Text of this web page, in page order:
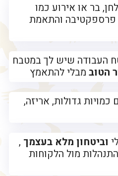
בר או אירוע כמו
פרספקטיבה והתאמת
העבודה שיש לך במטבח
הטוב מבלי להתאמץ
כמויות גדולות, אריזה,
וביטחון מלא בעצמך ,
מול הלקוחות